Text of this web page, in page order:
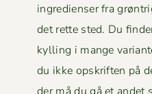
ingre­di­enser fra
det rette sted. Du
kylling i mange
du ikke opskriften på